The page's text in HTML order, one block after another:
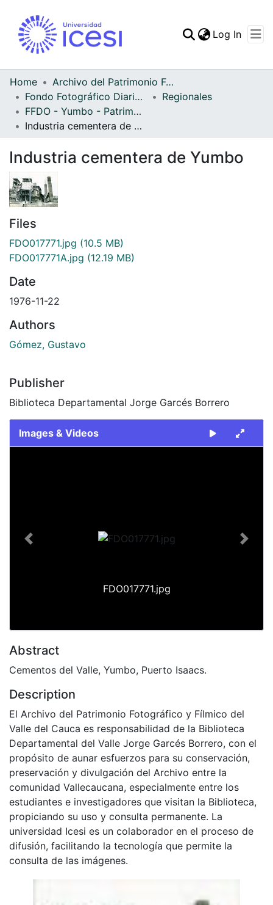
Statistics
Log In
Home
Archivo del Patrimonio Fotográfico y Fílmico del Valle del Cauca
Fondo Fotográfico Diario Occidente
Regionales
FFDO - Yumbo - Patrimonial
Industria cementera de Yumbo
Industria cementera de Yumbo
Files
FDO017771.jpg (10.5 MB)
FDO017771A.jpg (12.19 MB)
Date
1976-11-22
Authors
Gómez, Gustavo
Publisher
Biblioteca Departamental Jorge Garcés Borrero
Images & Videos
FDO017771.jpg
Previous Next
Abstract
Cementos del Valle, Yumbo, Puerto Isaacs.
Description
El Archivo del Patrimonio Fotográfico y Fílmico del
Valle del Cauca es responsabilidad de la Biblioteca
Departamental del Valle Jorge Garcés Borrero, con el
propósito de aunar esfuerzos para su conservación,
preservación y divulgación del Archivo entre la
comunidad Vallecaucana, especialmente entre los
estudiantes e investigadores que visitan la Biblioteca,
propiciando su uso y consulta permanente. La
universidad Icesi es un colaborador en el proceso de
difusión, facilitando la tecnología que permite la
consulta de las imágenes.